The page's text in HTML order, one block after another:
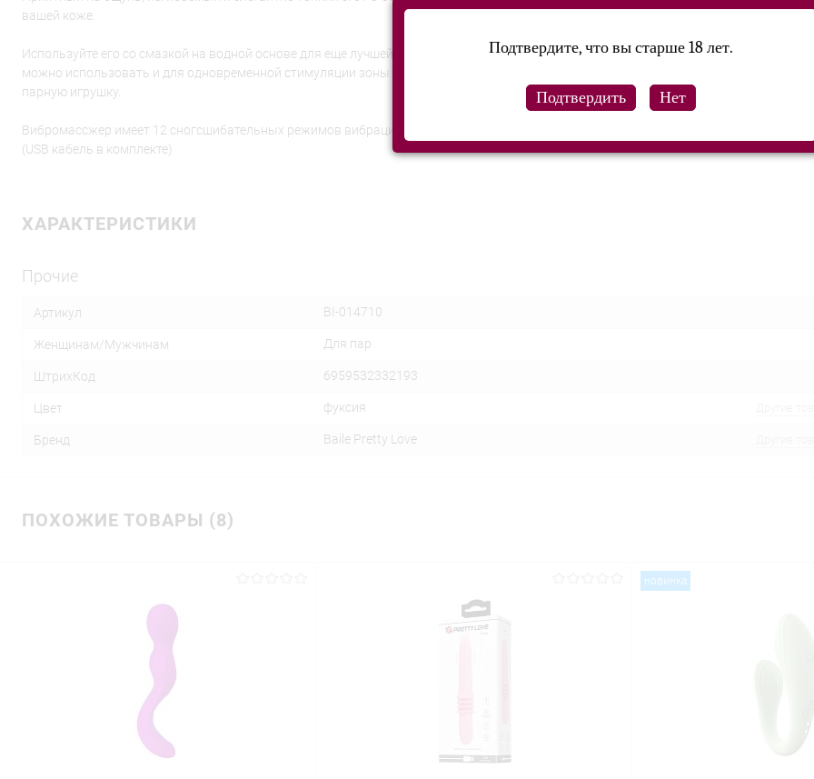
вашей коже.
Используйте его со смазкой на водной основе для еще лучшей игры. Благодаря гибкой узкой шейке для повышенного комфорта
можно использовать и для одновременной стимуляции зоны G и клитора, и для совмещения техник орального секса, и в процессе
парную игрушку.
Вибромассжер имеет 12 сногсшибательных режимов вибрации, гладкий и ребристый рельеф, управление 1 кнопкой,
(USB кабель в комплекте)
ХАРАКТЕРИСТИКИ
Прочие
Артикул BI-014710
Женщинам/Мужчинам Для пар
ШтрихКод 6959532332193
Цвет фуксия
Бренд Baile Pretty Love
ПОХОЖИЕ ТОВАРЫ (8)
новинка
Подтвердите, что вы старше 18 лет.